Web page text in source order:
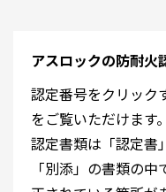
アスロックの防耐火
認定番号をクリック
をご覧いただけます。
認定書類は「認定書
「別添」の書類の